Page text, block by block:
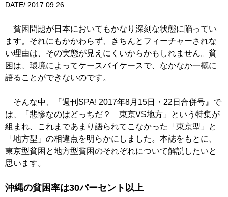
DATE/ 2017.09.26
貧困問題が日本においてもかなり深刻な状態に陥ってい
ます。それにもかかわらず、きちんとフィーチャーされな
い理由は、その実態が見えにくいからかもしれません。貧
困は、環境によってケースバイケースで、なかなか一概に
語ることができないのです。
そんな中、『週刊SPA! 2017年8月15日・22日合併号』で
は、「悲惨なのはどっちだ？ 東京VS地方」という特集が
組まれ、これまであまり語られてこなかった「東京型」と
「地方型」の相違点を明らかにしました。本誌をもとに、
東京型貧困と地方型貧困のそれぞれについて解説したいと
思います。
沖縄の貧困率は30パーセント以上